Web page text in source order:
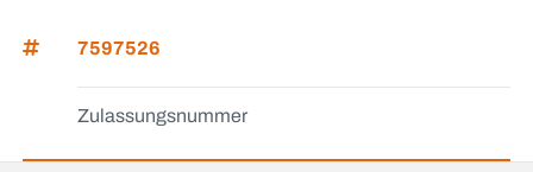
7597526
Zulassungsnummer